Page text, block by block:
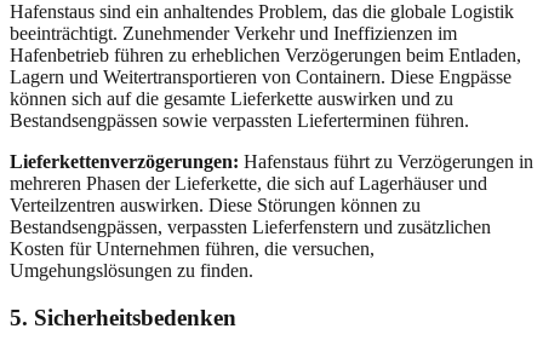
Hafenstaus sind ein anhaltendes Problem, das die globale Logistik
beeinträchtigt. Zunehmender Verkehr und Ineffizienzen im
Hafenbetrieb führen zu erheblichen Verzögerungen beim Entladen,
Lagern und Weitertransportieren von Containern. Diese Engpässe
können sich auf die gesamte Lieferkette auswirken und zu
Bestandsengpässen sowie verpassten Lieferterminen führen.
Lieferkettenverzögerungen: Hafenstaus führt zu Verzögerungen in
mehreren Phasen der Lieferkette, die sich auf Lagerhäuser und
Verteilzentren auswirken. Diese Störungen können zu
Bestandsengpässen, verpassten Lieferfenstern und zusätzlichen
Kosten für Unternehmen führen, die versuchen,
Umgehungslösungen zu finden.
5. Sicherheitsbedenken